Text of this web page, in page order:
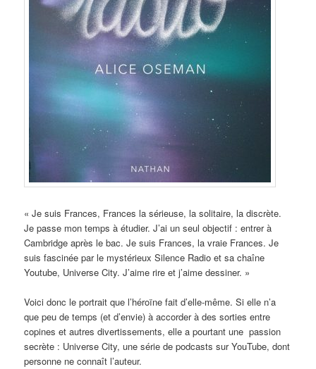
« Je suis Frances, Frances la sérieuse, la solitaire, la discrète.
Je passe mon temps à étudier. J’ai un seul objectif : entrer à
Cambridge après le bac. Je suis Frances, la vraie Frances. Je
suis fascinée par le mystérieux Silence Radio et sa chaîne
Youtube, Universe City. J’aime rire et j’aime dessiner. »
Voici donc le portrait que l’héroïne fait d’elle-même. Si elle n’a
que peu de temps (et d’envie) à accorder à des sorties entre
copines et autres divertissements, elle a pourtant une passion
secrète : Universe City, une série de podcasts sur YouTube, dont
personne ne connaît l’auteur.